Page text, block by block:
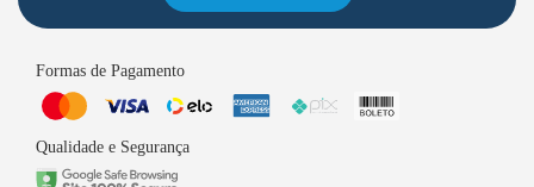
Formas de Pagamento
Qualidade e Segurança